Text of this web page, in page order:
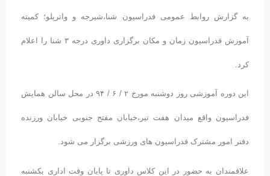
به گزارش روابط عمومی فدراسیون شنا،شیرجه و واترپلو؛ کمیته
آموزش فدراسیون زمان و مکان برگزاری داوری درجه ۳ شنا را اعلام
کرد.
این دوره آموزشی روز دوشنبه مورخ ۲ / ۶ / ۹۴ در محل سالن همایش
فدراسیون واقع میدان هفت تیر،خیابان مفتح جنوبی خیابان ورزنده
دفتر امور مشترک فدراسیون های ورزشی برگزار می شود.
علاقمندان به حضور در این کلاس داوری تا پایان وقت اداری یکشنبه